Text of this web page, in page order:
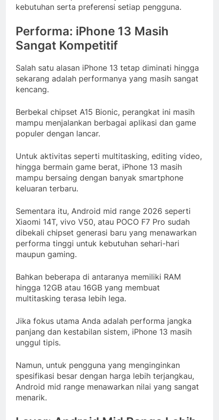
kebutuhan serta preferensi setiap pengguna.
Performa: iPhone 13 Masih
Sangat Kompetitif
Salah satu alasan iPhone 13 tetap diminati hingga
sekarang adalah performanya yang masih sangat
kencang.
Berbekal chipset A15 Bionic, perangkat ini masih
mampu menjalankan berbagai aplikasi dan game
populer dengan lancar.
Untuk aktivitas seperti multitasking, editing video,
hingga bermain game berat, iPhone 13 masih
mampu bersaing dengan banyak smartphone
keluaran terbaru.
Sementara itu, Android mid range 2026 seperti
Xiaomi 14T, vivo V50, atau POCO F7 Pro sudah
dibekali chipset generasi baru yang menawarkan
performa tinggi untuk kebutuhan sehari-hari
maupun gaming.
Bahkan beberapa di antaranya memiliki RAM
hingga 12GB atau 16GB yang membuat
multitasking terasa lebih lega.
Jika fokus utama Anda adalah performa jangka
panjang dan kestabilan sistem, iPhone 13 masih
unggul tipis.
Namun, untuk pengguna yang menginginkan
spesifikasi besar dengan harga lebih terjangkau,
Android mid range menawarkan nilai yang sangat
menarik.